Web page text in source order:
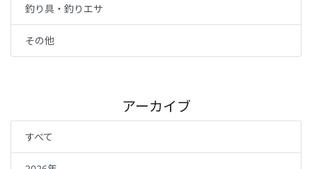
釣り具・釣りエサ
その他
アーカイブ
すべて